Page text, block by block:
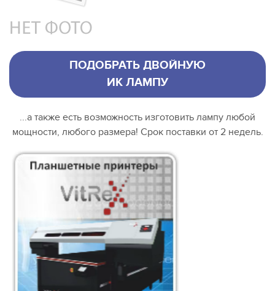
ПОДОБРАТЬ ДВОЙНУЮ
ИК ЛАМПУ
...а также есть возможность изготовить лампу любой
мощности, любого размера! Срок поставки от 2 недель.